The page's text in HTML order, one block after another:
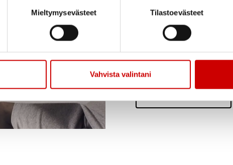
Mieltymysevästeet Tilastoevästeet
Vahvista valintani
dem? Sydan.fi/se/ -
innehåller
innehåller även
berättelser om livet
LÄS MER HÄR